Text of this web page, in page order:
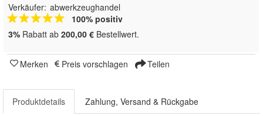
Verkäufer: abwerkzeughandel
100% positiv
3% Rabatt ab 200,00 € Bestellwert.
Merken Preis vorschlagen Teilen
Produktdetails Zahlung, Versand & Rückgabe